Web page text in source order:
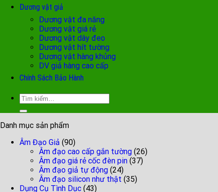
Dương vật giả
Dương vật đa năng
Dương vật giá rẻ
Dương vật dây đeo
Dương vật hít tường
Dương vật hàng khủng
DV giả hàng cao cấp
Chính Sách Bảo Hành
Tìm
kiếm:
Danh mục sản phẩm
Âm Đạo Giả (90)
Âm đạo cao cấp gắn tường (26)
Âm đạo giá rẻ cốc đèn pin (37)
Âm đạo giả tự động (24)
Âm đạo silicon như thật (35)
Dụng Cụ Tình Dục (43)